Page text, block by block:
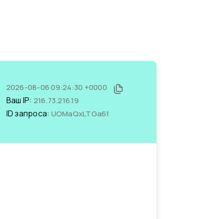
2026-08-06 09:24:30 +0000
Ваш IP: 216.73.216.19
ID запроса: UOMaQxLTGa61